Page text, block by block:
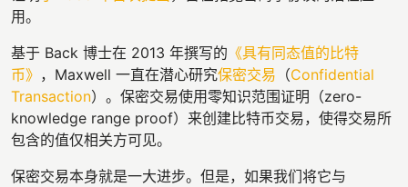
用。
基于 Back 博士在 2013 年撰写的 《具有同态值的比特
币》 ，Maxwell 一直在潜心研究保密交易 （Confidential
Transaction）。保密交易使用零知识范围证明（zero-
knowledge range proof）来创建比特币交易，使得交易所
包含的值仅相关方可见。
保密交易本身就是一大进步。但是，如果我们将它与